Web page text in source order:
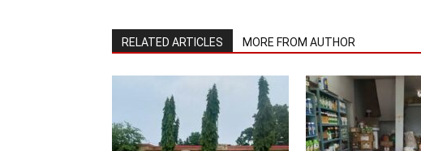
RELATED ARTICLES MORE FROM AUTHOR